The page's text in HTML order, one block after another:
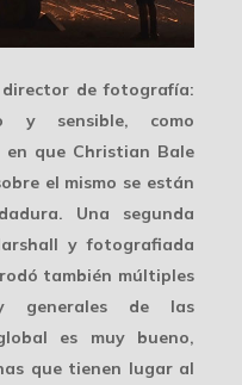
de fotografía:
y sensible, como
en que Christian Bale
el mismo se están
Una segunda
y fotografiada
también múltiples
generales de las
es muy bueno,
que tienen lugar al